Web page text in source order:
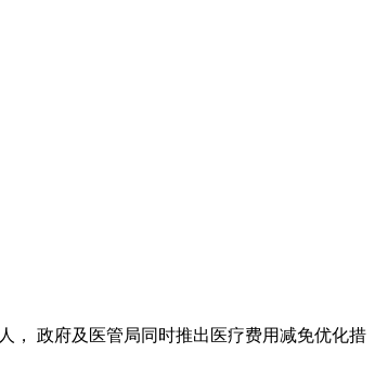
， 政府及医管局同时推出医疗费用减免优化措